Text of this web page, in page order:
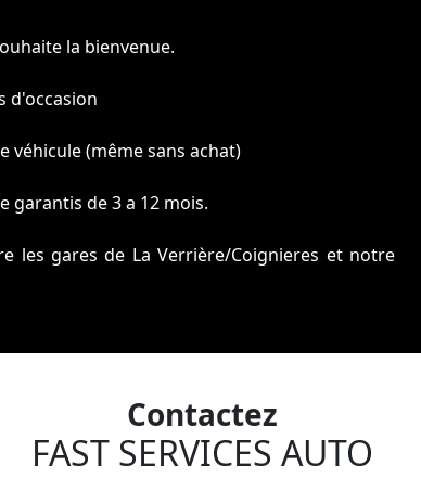
la bienvenue.
d'occasion
véhicule (même sans achat)
garantis de 3 a 12 mois.
les gares de La Verrière/Coignieres et notre
pièces détachées.
Contactez
FAST SERVICES AUTO